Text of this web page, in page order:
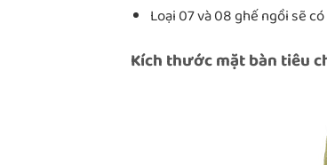
Loại 07 và 08 ghế ngồi sẽ
Kích thước mặt bàn tiêu